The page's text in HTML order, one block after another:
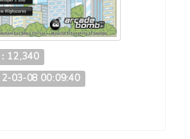
12,340
03-08 00:09:40